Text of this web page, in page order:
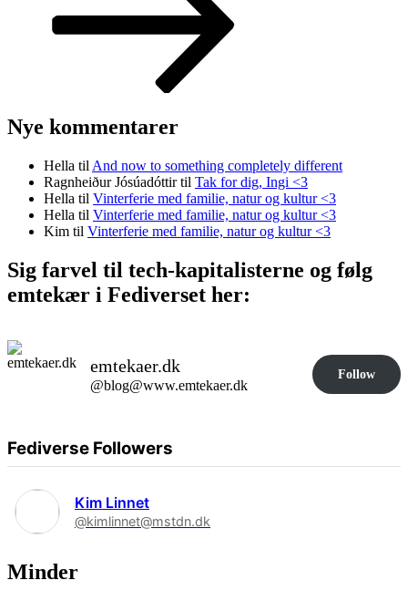
Nye kommentarer
Hella til And now to something completely different
Ragnheiður Jósúadóttirtil Tak for dig, Ingi <3
Hella til Vinterferie med familie, natur og kultur <3
Hella til Vinterferie med familie, natur og kultur <3
Kim til Vinterferie med familie, natur og kultur <3
Sig farvel til tech-kapitalisterne og følg
emtekær i Fediverset her:
emtekaer.dk
@blog@www.emtekaer.dk
Follow
Fediverse Followers
Kim Linnet
@kimlinnet@mstdn.dk
Minder